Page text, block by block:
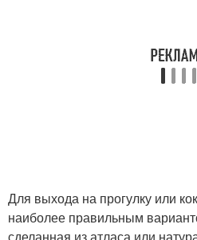
Для выхода на прогулку или
наиболее правильным
сделанная из атласа или